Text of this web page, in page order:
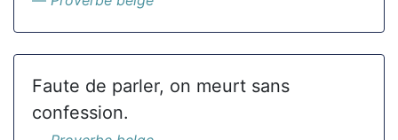
Faute de parler, on meurt sans
confession.